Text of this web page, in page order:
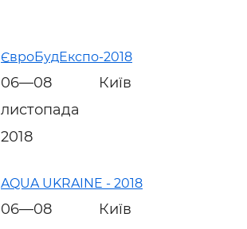
ЄвроБудЕкспо-2018
06—08
листопада
2018
Київ
AQUA UKRAINE - 2018
06—08
Київ